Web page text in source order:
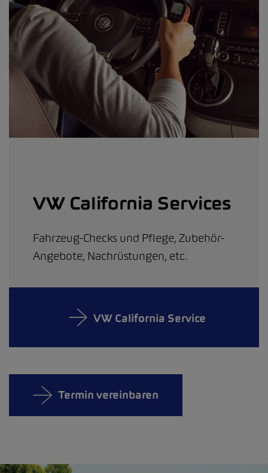
VW California Services
Fahrzeug-Checks und Pflege, Zubehör-
Angebote, Nachrüstungen, etc.
VW California Service
Termin vereinbaren